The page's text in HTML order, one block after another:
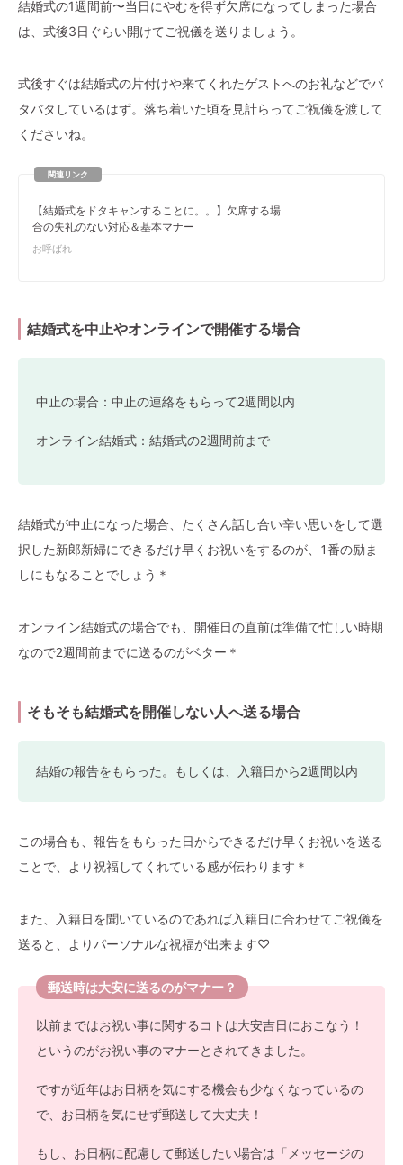
結婚式の1週間前〜当日にやむを得ず欠席になってしまった場合
は、式後3日ぐらい開けてご祝儀を送りましょう。
式後すぐは結婚式の片付けや来てくれたゲストへのお礼などでバ
タバタしているはず。落ち着いた頃を見計らってご祝儀を渡して
くださいね。
【結婚式をドタキャンすることに。。】欠席する場
合の失礼のない対応＆基本マナー
お呼ばれ
結婚式を中止やオンラインで開催する場合
中止の場合：中止の連絡をもらって2週間以内
オンライン結婚式：結婚式の2週間前まで
結婚式が中止になった場合、たくさん話し合い辛い思いをして選
択した新郎新婦にできるだけ早くお祝いをするのが、1番の励ま
しにもなることでしょう＊
オンライン結婚式の場合でも、開催日の直前は準備で忙しい時期
なので2週間前までに送るのがベター＊
そもそも結婚式を開催しない人へ送る場合
結婚の報告をもらった。もしくは、入籍日から2週間以内
この場合も、報告をもらった日からできるだけ早くお祝いを送る
ことで、より祝福してくれている感が伝わります＊
また、入籍日を聞いているのであれば入籍日に合わせてご祝儀を
送ると、よりパーソナルな祝福が出来ます♡
郵送時は大安に送るのがマナー？
以前まではお祝い事に関するコトは大安吉日におこなう！
というのがお祝い事のマナーとされてきました。
ですが近年はお日柄を気にする機会も少なくなっているの
で、お日柄を気にせず郵送して大丈夫！
もし、お日柄に配慮して郵送したい場合は「メッセージの